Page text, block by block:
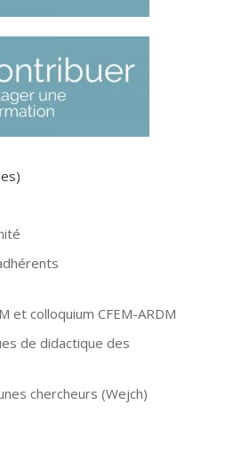
et colloquium CFEM-ARDM
de didactique des
chercheurs (Wejch)